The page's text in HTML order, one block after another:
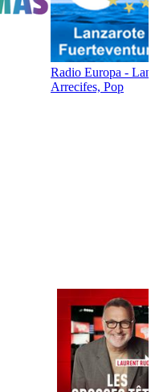
Radio Europa -
Arrecifes, Pop